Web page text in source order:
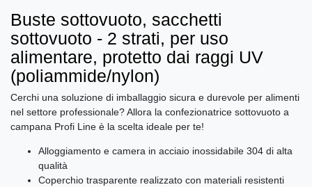
Buste sottovuoto, sacchetti
sottovuoto - 2 strati, per uso
alimentare, protetto dai raggi UV
(poliammide/nylon)
Cerchi una soluzione di imballaggio sicura e durevole per alimenti
nel settore professionale? Allora la confezionatrice sottovuoto a
campana Profi Line è la scelta ideale per te!
Alloggiamento e camera in acciaio inossidabile 304 di alta
qualità
Coperchio trasparente realizzato con materiali resistenti